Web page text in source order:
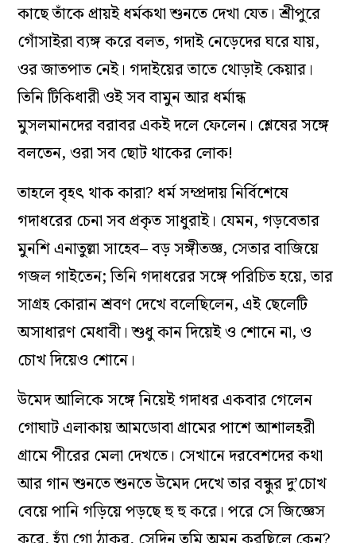
কাছে তাঁকে প্রায়ই ধর্মকথা শুনতে দেখা যেত। শ্রীপুরে
গোঁসাইরা ব্যঙ্গ করে বলত, গদাই নেড়েদের ঘরে যায়,
ওর জাতপাত নেই। গদাইয়ের তাতে থোড়াই কেয়ার।
তিনি টিকিধারী ওই সব বামুন আর ধর্মান্ধ
মুসলমানদের বরাবর একই দলে ফেলেন। শ্লেষের সঙ্গে
বলতেন, ওরা সব ছোট থাকের লোক!
তাহলে বৃহৎ থাক কারা? ধর্ম সম্প্রদায় নির্বিশেষে
গদাধরের চেনা সব প্রকৃত সাধুরাই। যেমন, গড়বেতার
মুনশি এনাতুল্লা সাহেব– বড় সঙ্গীতজ্ঞ, সেতার বাজিয়ে
গজল গাইতেন; তিনি গদাধরের সঙ্গে পরিচিত হয়ে, তার
সাগ্রহ কোরান শ্রবণ দেখে বলেছিলেন, এই ছেলেটি
অসাধারণ মেধাবী। শুধু কান দিয়েই ও শোনে না, ও
চোখ দিয়েও শোনে।
উমেদ আলিকে সঙ্গে নিয়েই গদাধর একবার গেলেন
গোঘাট এলাকায় আমডোবা গ্রামের পাশে আশালহরী
গ্রামে পীরের মেলা দেখতে। সেখানে দরবেশদের কথা
আর গান শুনতে শুনতে উমেদ দেখে তার বন্ধুর দু’চোখ
বেয়ে পানি গড়িয়ে পড়ছে হু হু করে। পরে সে জিজ্ঞেস